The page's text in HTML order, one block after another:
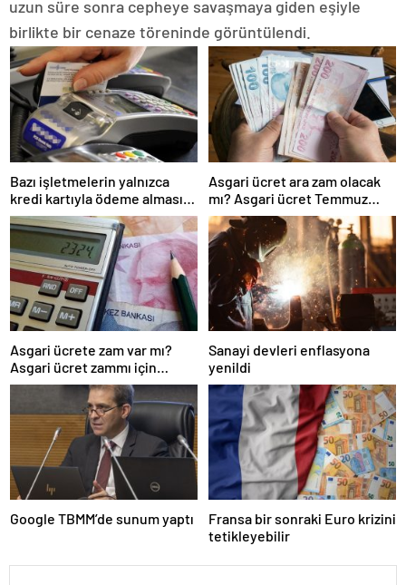
uzun süre sonra cepheye savaşmaya giden eşiyle
birlikte bir cenaze töreninde görüntülendi.
Bazı işletmelerin yalnızca
kredi kartıyla ödeme alması
eleştirildi
Asgari ücret ara zam olacak
mı? Asgari ücret Temmuz
zammı için kapıyı kapattı
Asgari ücrete zam var mı?
Asgari ücret zammı için
gözler Temmuz ayında…
Sanayi devleri enflasyona
yenildi
Google TBMM’de sunum yaptı
Fransa bir sonraki Euro krizini
tetikleyebilir